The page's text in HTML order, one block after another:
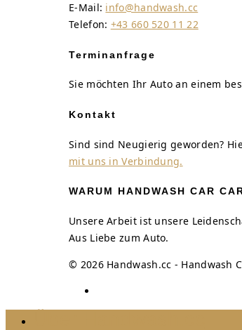
E-Mail: info@handwash.cc
Telefon: +43 660 520 11 22
Terminanfrage
Sie möchten Ihr Auto an einem
Kontakt
Sind sind Neugierig geworden?
mit uns in Verbindung.
WARUM HANDWASH CAR
Unsere Arbeit ist unsere
Aus Liebe zum Auto.
© 2026 Handwash.cc - Handwash